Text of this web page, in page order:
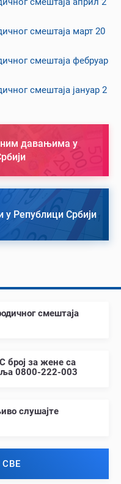
смештаја март 20
смештаја фебруар
смештаја јануар 2
давањима у
Републици Србији
смештаја
број за жене са
0800-222-003
слушајте